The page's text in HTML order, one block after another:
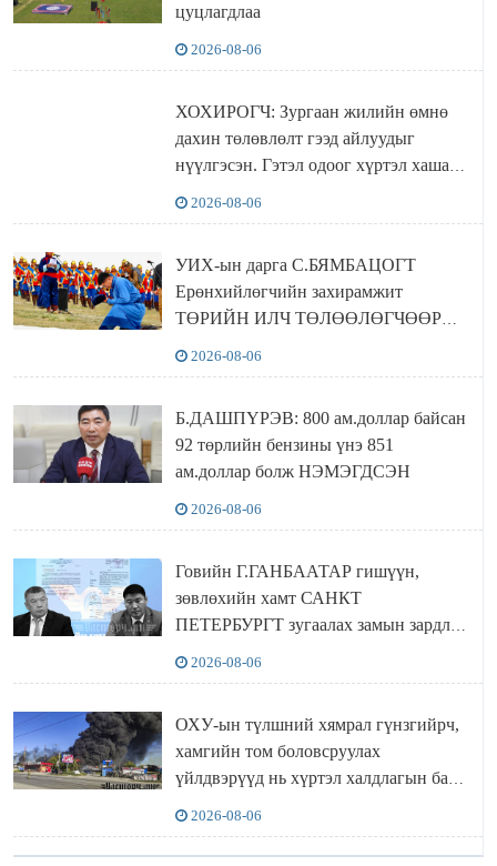
цуцлагдлаа
2026-08-06
ХОХИРОГЧ: Зургаан жилийн өмнө
дахин төлөвлөлт гээд айлуудыг
нүүлгэсэн. Гэтэл одоог хүртэл хашаа
2026-08-06
УИХ-ын дарга С.БЯМБАЦОГТ
Ерөнхийлөгчийн захирамжит
ТӨРИЙН ИЛЧ ТӨЛӨӨЛӨГЧӨӨР
2026-08-06
Б.ДАШПҮРЭВ: 800 ам.доллар байсан
92 төрлийн бензины үнэ 851
ам.доллар болж НЭМЭГДСЭН
2026-08-06
Говийн Г.ГАНБААТАР гишүүн,
зөвлөхийн хамт САНКТ
ПЕТЕРБУРГТ зугаалах замын зардлаа
2026-08-06
ОХУ-ын түлшний хямрал гүнзгийрч,
хамгийн том боловсруулах
үйлдвэрүүд нь хүртэл халдлагын бай
2026-08-06